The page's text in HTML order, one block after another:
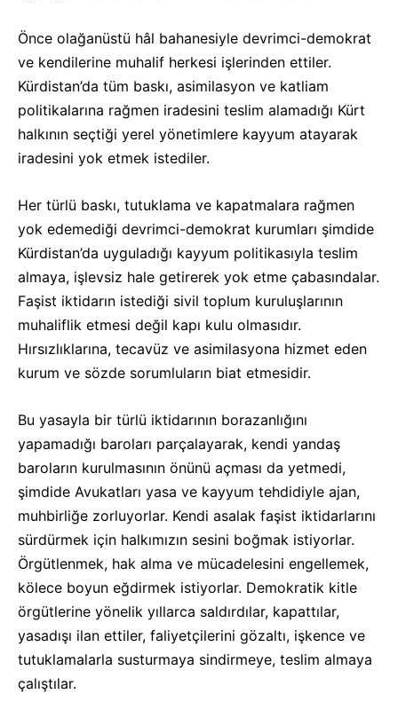
Önce olağanüstü hâl bahanesiyle devrimci-demokrat
ve kendilerine muhalif herkesi işlerinden ettiler.
Kürdistan’da tüm baskı, asimilasyon ve katliam
politikalarına rağmen iradesini teslim alamadığı Kürt
halkının seçtiği yerel yönetimlere kayyum atayarak
iradesini yok etmek istediler.
Her türlü baskı, tutuklama ve kapatmalara rağmen
yok edemediği devrimci-demokrat kurumları şimdide
Kürdistan’da uyguladığı kayyum politikasıyla teslim
almaya, işlevsiz hale getirerek yok etme çabasındalar.
Faşist iktidarın istediği sivil toplum kuruluşlarının
muhaliflik etmesi değil kapı kulu olmasıdır.
Hırsızlıklarına, tecavüz ve asimilasyona hizmet eden
kurum ve sözde sorumluların biat etmesidir.
Bu yasayla bir türlü iktidarının borazanlığını
yapamadığı baroları parçalayarak, kendi yandaş
baroların kurulmasının önünü açması da yetmedi,
şimdide Avukatları yasa ve kayyum tehdidiyle ajan,
muhbirliğe zorluyorlar. Kendi asalak faşist iktidarlarını
sürdürmek için halkımızın sesini boğmak istiyorlar.
Örgütlenmek, hak alma ve mücadelesini engellemek,
kölece boyun eğdirmek istiyorlar. Demokratik kitle
örgütlerine yönelik yıllarca saldırdılar, kapattılar,
yasadışı ilan ettiler, faliyetçilerini gözaltı, işkence ve
tutuklamalarla susturmaya sindirmeye, teslim almaya
çalıştılar.